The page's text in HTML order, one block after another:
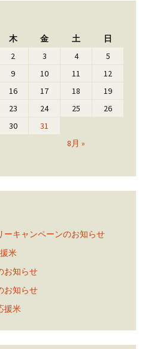
木 金 土 日
8月 »
2 3 4
5
9 10 11
12
16 17 18
19
23 24 25
26
30 31
ーキャンペーンのお知らせ
米
お知らせ
お知らせ
援米